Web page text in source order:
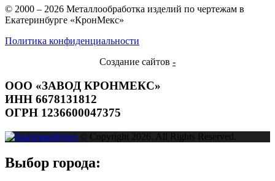
© 2000 – 2026 Металлообработка изделий по чертежам в
Екатеринбурге «КронМекс»
Политика конфиденциальности
Создание сайтов -
ООО «ЗАВОД КРОНМЕКС»
ИНН 6678131812
ОГРН 1236600047375
© Copyright 2026. All Rights Reserved.
Выбор города: